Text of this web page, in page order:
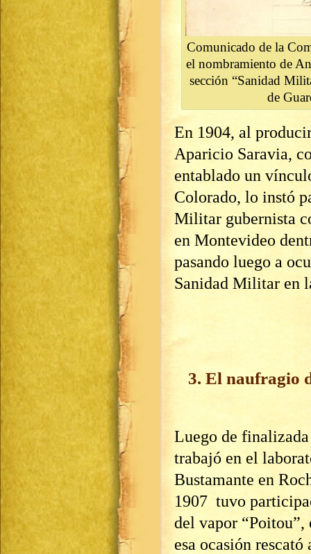
Comunicado de la
el nombramiento de
sección “Sanidad
de
En 1904, al
Aparicio Saravia,
entablado un
Colorado, lo instó
Militar gubernista
en Montevideo
pasando luego a
Sanidad Militar en
3. El naufragio
Luego de finalizada
trabajó en el
Bustamante en
1907 tuvo
del vapor “Poitou”,
esa ocasión